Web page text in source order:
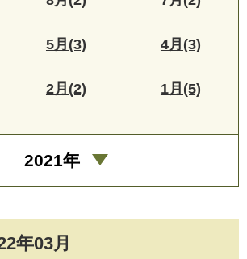
年03月
5月(3) 4月(3)
2月(2) 1月(5)
2021年